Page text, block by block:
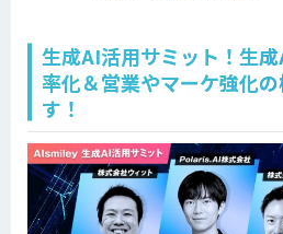
生成AI活用サミット！生
率化＆営業やマーケ強化
す！